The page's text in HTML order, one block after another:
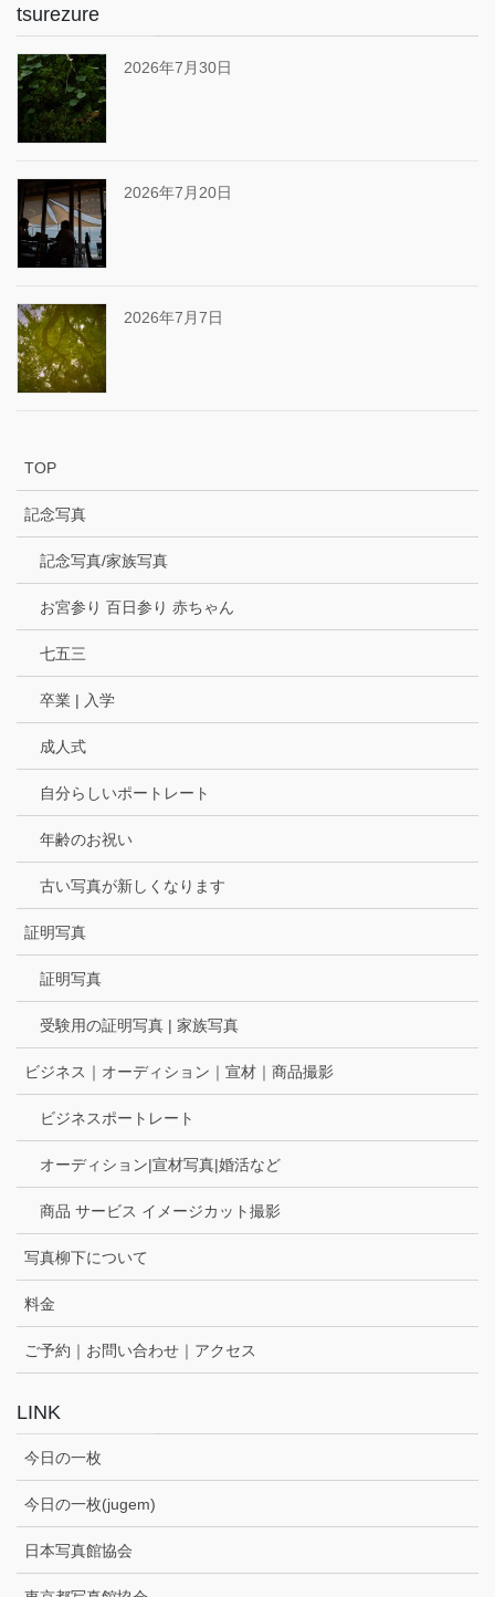
tsurezure
2026年7月30日
2026年7月20日
2026年7月7日
TOP
記念写真
記念写真/家族写真
お宮参り 百日参り 赤ちゃん
七五三
卒業 | 入学
成人式
自分らしいポートレート
年齢のお祝い
古い写真が新しくなります
証明写真
証明写真
受験用の証明写真 | 家族写真
ビジネス｜オーディション｜宣材｜商品撮影
ビジネスポートレート
オーディション|宣材写真|婚活など
商品 サービス イメージカット撮影
写真柳下について
料金
ご予約｜お問い合わせ｜アクセス
LINK
今日の一枚
今日の一枚(jugem)
日本写真館協会